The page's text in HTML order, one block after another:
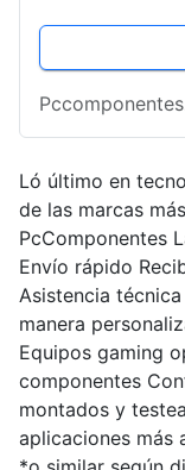
Ló último en
de las marcas
PcComponentes
Envío rápido
Asistencia
manera
Equipos gaming
componentes
montados y
aplicaciones más